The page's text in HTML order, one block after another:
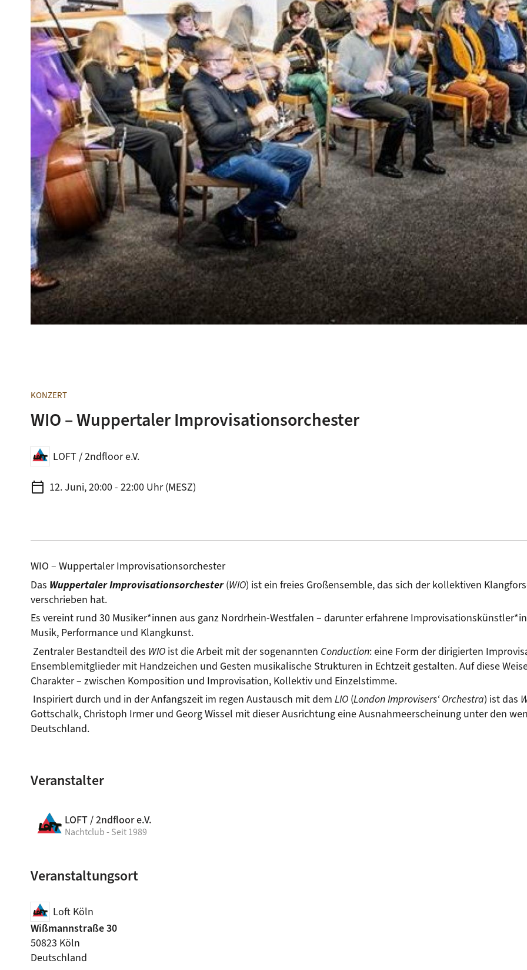
KONZERT
WIO – Wuppertaler Improvisationsorchester
LOFT / 2ndfloor e.V.
calendar_today 12. Juni, 20:00 - 22:00 Uhr (MESZ)
Veranstalter
LOFT / 2ndfloor e.V.
Nachtclub - Seit 1989
Veranstaltungsort
Loft Köln
Wißmannstraße 30
50823 Köln
Deutschland
WIO – Wuppertaler Improvisationsorchester
Das Wuppertaler Improvisationsorchester (WIO) ist ein freies Großensemble, das sich der kollektiven
verschrieben hat.
Es vereint rund 30 Musiker*innen aus ganz Nordrhein-Westfalen – darunter erfahrene
Musik, Performance und Klangkunst.
Zentraler Bestandteil des WIO ist die Arbeit mit der sogenannten Conduction: eine Form der dirigierten
Ensemblemitglieder mit Handzeichen und Gesten musikalische Strukturen in Echtzeit gestalten. Auf diese
Charakter – zwischen Komposition und Improvisation, Kollektiv und Einzelstimme.
Inspiriert durch und in der Anfangszeit im regen Austausch mit dem LIO (London Improvisers‘ Orchestra) ist das
Gottschalk, Christoph Irmer und Georg Wissel mit dieser Ausrichtung eine Ausnahmeerscheinung unter den
Deutschland.